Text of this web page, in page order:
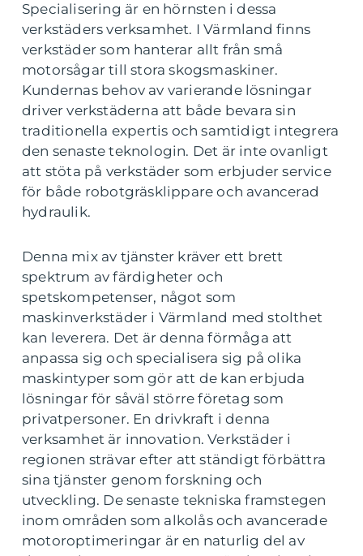
Specialisering är en hörnsten i dessa
verkstäders verksamhet. I Värmland finns
verkstäder som hanterar allt från små
motorsågar till stora skogsmaskiner.
Kundernas behov av varierande lösningar
driver verkstäderna att både bevara sin
traditionella expertis och samtidigt integrera
den senaste teknologin. Det är inte ovanligt
att stöta på verkstäder som erbjuder service
för både robotgräsklippare och avancerad
hydraulik.
Denna mix av tjänster kräver ett brett
spektrum av färdigheter och
spetskompetenser, något som
maskinverkstäder i Värmland med stolthet
kan leverera. Det är denna förmåga att
anpassa sig och specialisera sig på olika
maskintyper som gör att de kan erbjuda
lösningar för såväl större företag som
privatpersoner. En drivkraft i denna
verksamhet är innovation. Verkstäder i
regionen strävar efter att ständigt förbättra
sina tjänster genom forskning och
utveckling. De senaste tekniska framstegen
inom områden som alkolås och avancerade
motoroptimeringar är en naturlig del av